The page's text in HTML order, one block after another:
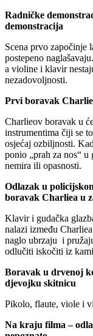
Radničke
demonstracija
Scena prvo
postepeno
a violine i klavir
nezadovoljnosti.
Prvi boravak
Charlieov boravak u
instrumentima čiji se
osjećaj ozbiljnosti.
ponio „prah za nos“
nemira ili opasnosti.
Odlazak u
boravak Charliea u
Klavir i gudačka
nalazi između
naglo ubrzaju i
odlučiti iskočiti iz
Boravak u drvenoj
djevojku skitnicu
Pikolo, flaute, viole i
Na kraju filma –